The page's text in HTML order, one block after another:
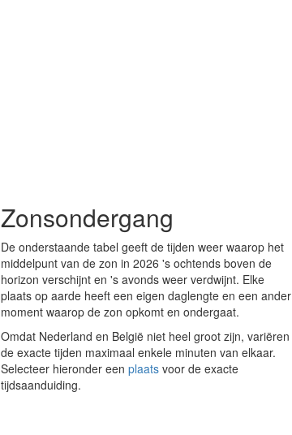
Zonsondergang
De onderstaande tabel geeft de tijden weer waarop het
middelpunt van de zon in 2026 's ochtends boven de
horizon verschijnt en 's avonds weer verdwijnt. Elke
plaats op aarde heeft een eigen daglengte en een ander
moment waarop de zon opkomt en ondergaat.
Omdat Nederland en België niet heel groot zijn, variëren
de exacte tijden maximaal enkele minuten van elkaar.
Selecteer hieronder een plaats voor de exacte
tijdsaanduiding.